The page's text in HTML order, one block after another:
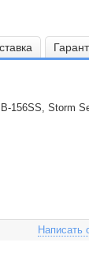
156SS, Storm
Написать